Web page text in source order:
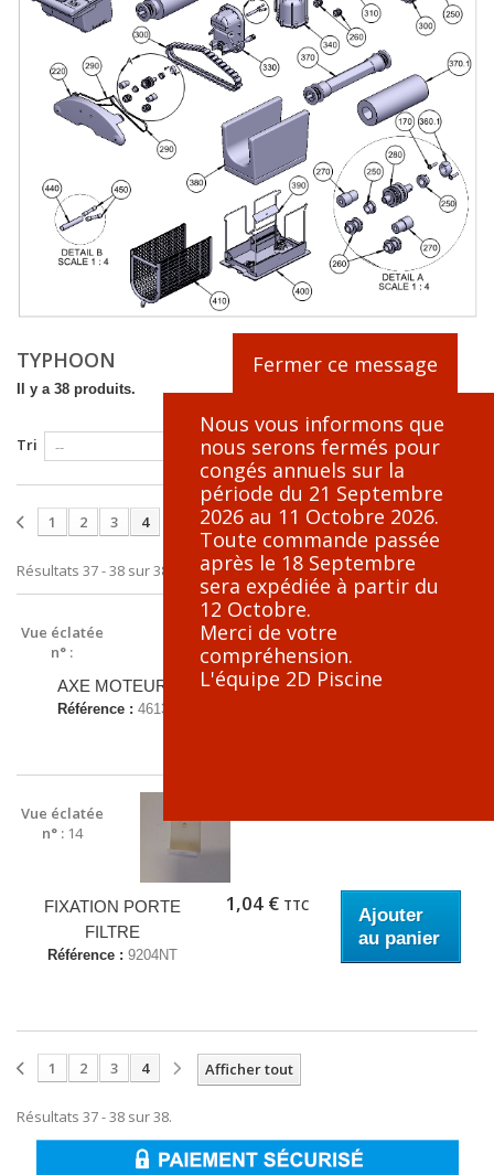
TYPHOON
Il y a 38 produits.
Tri
Montrer
par page
Afficher tout
1 2 3 4
Résultats 37 - 38 sur 38.
Vue éclatée
n° :
AXE MOTEUR
Référence : 4613
2,59 € TTC
Vue éclatée
n° :14
FIXATION PORTE
FILTRE
Référence : 9204NT
1,04 € TTC
Ajouter
au panier
Afficher tout
1 2 3 4
Résultats 37 - 38 sur 38.
Nous vous informons que
nous serons fermés pour
congés annuels sur la
période du 21 Septembre
2026 au 11 Octobre 2026.
Toute commande passée
après le 18 Septembre
sera expédiée à partir du
12 Octobre.
Merci de votre
compréhension.
L'équipe 2D Piscine
Fermer ce message